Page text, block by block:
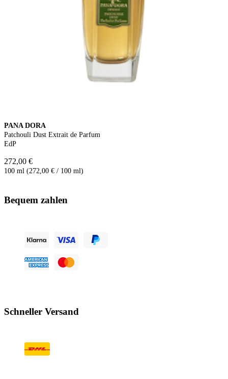
PANA DORA
Patchouli Dust Extrait de Parfum
EdP
272,00 €
100 ml (272,00 € / 100 ml)
Bequem zahlen
Schneller Versand